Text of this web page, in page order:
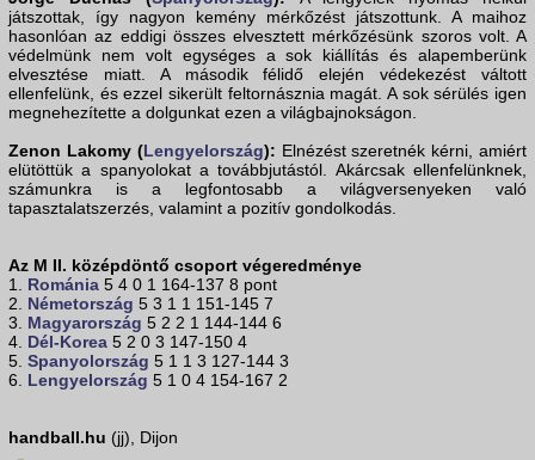
játszottak, így nagyon kemény mérkőzést játszottunk. A maihoz
hasonlóan az eddigi összes elvesztett mérkőzésünk szoros volt. A
védelmünk nem volt egységes a sok kiállítás és alapemberünk
elvesztése miatt. A második félidő elején védekezést váltott
ellenfelünk, és ezzel sikerült feltornásznia magát. A sok sérülés igen
megnehezítette a dolgunkat ezen a világbajnokságon.
Zenon Lakomy (Lengyelország): Elnézést szeretnék kérni, amiért
elütöttük a spanyolokat a továbbjutástól. Akárcsak ellenfelünknek,
számunkra is a legfontosabb a világversenyeken való
tapasztalatszerzés, valamint a pozitív gondolkodás.
Az M II. középdöntő csoport végeredménye
1. Románia 5 4 0 1 164-137 8 pont
2. Németország 5 3 1 1 151-145 7
3. Magyarország 5 2 2 1 144-144 6
4. Dél-Korea 5 2 0 3 147-150 4
5. Spanyolország 5 1 1 3 127-144 3
6. Lengyelország 5 1 0 4 154-167 2
handball.hu (jj), Dijon